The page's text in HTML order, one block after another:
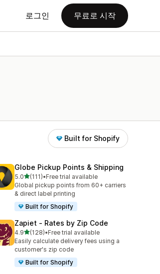
로그인 무료로 시작
Built for Shopify
Globe Pickup Points & Shipping
5.0별 5개 중
(111)
총 리뷰 111개
•Free trial available
Global pickup points from 60+ carriers
& direct label printing
Built for Shopify
Zapiet ‑ Rates by Zip Code
4.9별 5개 중
(128)
총 리뷰 128개
•Free trial available
Easily calculate delivery fees using a
customer's zip code
Built for Shopify